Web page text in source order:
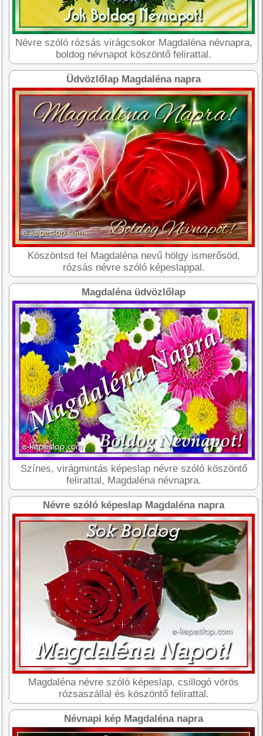
Névre szóló rózsás virágcsokor Magdaléna névnapra,
boldog névnapot köszöntő felirattal.
Üdvözlőlap Magdaléna napra
Köszöntsd fel Magdaléna nevű hölgy ismerősöd,
rózsás névre szóló képeslappal.
Magdaléna üdvözlőlap
Színes, virágmintás képeslap névre szóló köszöntő
felirattal, Magdaléna névnapra.
Névre szóló képeslap Magdaléna napra
Magdaléna névre szóló képeslap, csillogó vörös
rózsaszállal és köszöntő felirattal.
Névnapi kép Magdaléna napra